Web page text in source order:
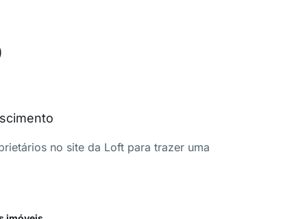
no site da Loft para trazer uma